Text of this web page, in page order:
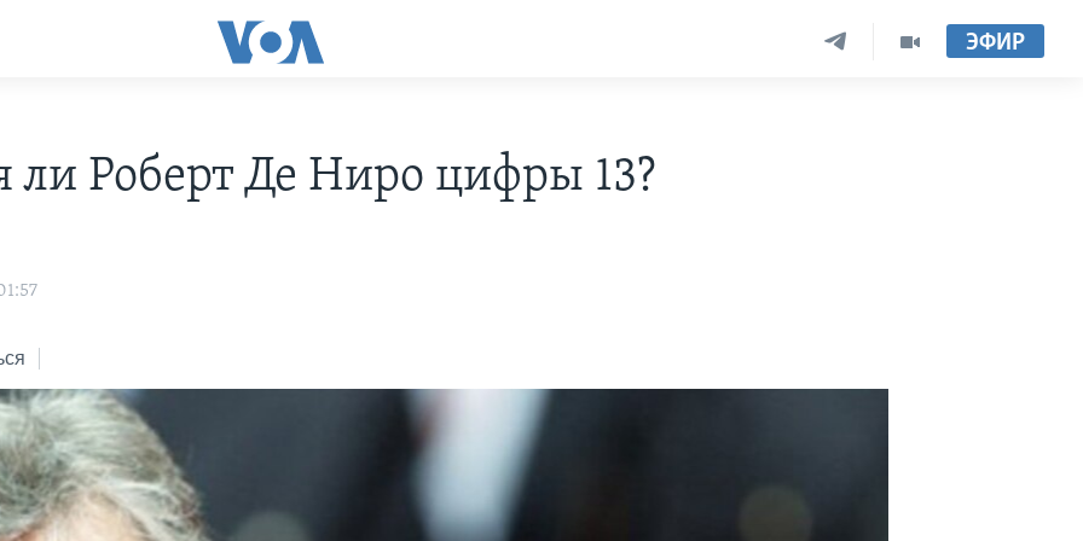
ЭФИР
ли Роберт Де Ниро цифры 13?